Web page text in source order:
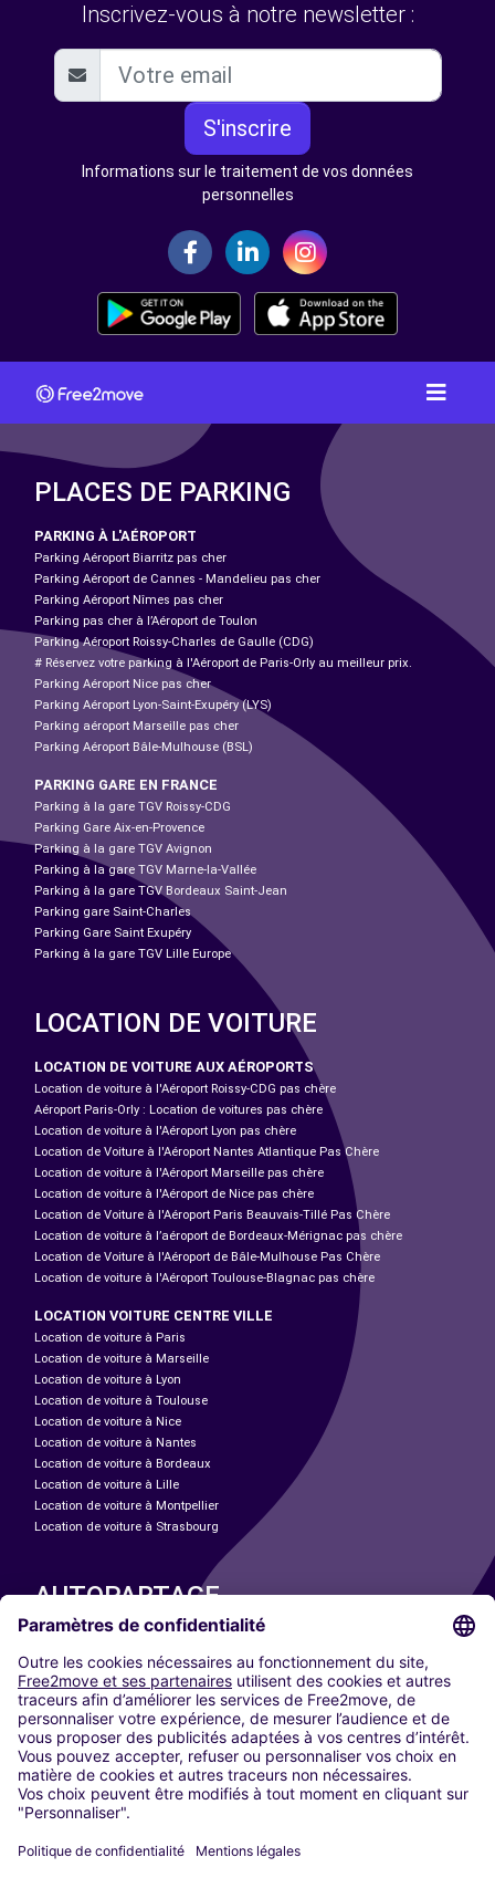
Inscrivez-vous à notre newsletter :
S'inscrire
Informations sur le traitement de vos données
personnelles
PLACES DE PARKING
PARKING À L'AÉROPORT
Parking Aéroport Biarritz pas cher
Parking Aéroport de Cannes - Mandelieu pas cher
Parking Aéroport Nîmes pas cher
Parking pas cher à l’Aéroport de Toulon
Parking Aéroport Roissy-Charles de Gaulle (CDG)
# Réservez votre parking à l'Aéroport de Paris-Orly au meilleur prix.
Parking Aéroport Nice pas cher
Parking Aéroport Lyon-Saint-Exupéry (LYS)
Parking aéroport Marseille pas cher
Parking Aéroport Bâle-Mulhouse (BSL)
PARKING GARE EN FRANCE
Parking à la gare TGV Roissy-CDG
Parking Gare Aix-en-Provence
Parking à la gare TGV Avignon
Parking à la gare TGV Marne-la-Vallée
Parking à la gare TGV Bordeaux Saint-Jean
Parking gare Saint-Charles
Parking Gare Saint Exupéry
Parking à la gare TGV Lille Europe
LOCATION DE VOITURE
LOCATION DE VOITURE AUX AÉROPORTS
Location de voiture à l'Aéroport Roissy-CDG pas chère
Aéroport Paris-Orly : Location de voitures pas chère
Location de voiture à l'Aéroport Lyon pas chère
Location de Voiture à l'Aéroport Nantes Atlantique Pas Chère
Location de voiture à l'Aéroport Marseille pas chère
Location de voiture à l'Aéroport de Nice pas chère
Location de Voiture à l'Aéroport Paris Beauvais-Tillé Pas Chère
Location de voiture à l’aéroport de Bordeaux-Mérignac pas chère
Location de Voiture à l'Aéroport de Bâle-Mulhouse Pas Chère
Location de voiture à l'Aéroport Toulouse-Blagnac pas chère
LOCATION VOITURE CENTRE VILLE
Location de voiture à Paris
Location de voiture à Marseille
Location de voiture à Lyon
Location de voiture à Toulouse
Location de voiture à Nice
Location de voiture à Nantes
Location de voiture à Bordeaux
Location de voiture à Lille
Location de voiture à Montpellier
Location de voiture à Strasbourg
AUTOPARTAGE
Paris
Madrid
Washington DC
Milan
Rome
Turin
Vienne
Berlin
Düsseldorf